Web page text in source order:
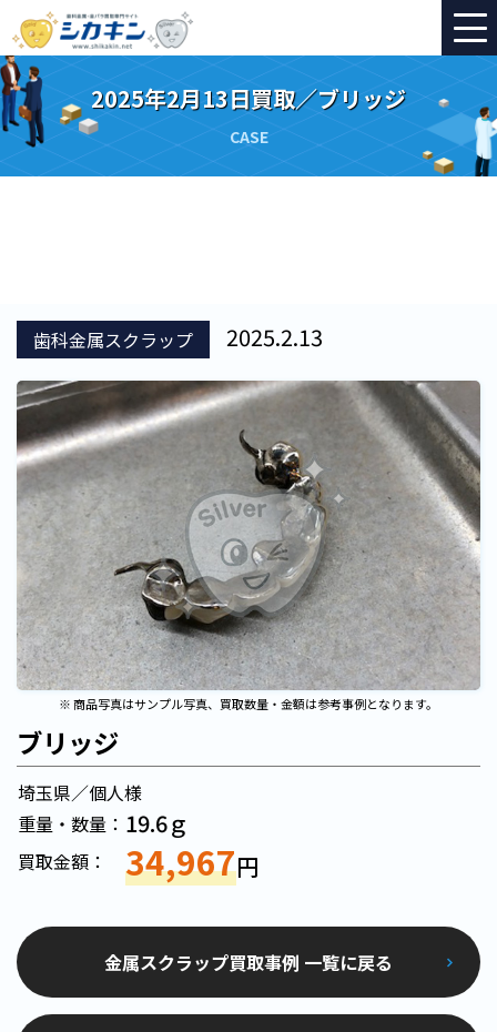
2025年2月13日買取／ブリッジ
CASE
歯科金属スクラップ 2025.2.13
※ 商品写真はサンプル写真、買取数量・金額は参考事例となります。
ブリッジ
埼玉県／個人様
重量・数量： 19.6ｇ
買取金額： 34,967円
金属スクラップ買取事例 一覧に戻る